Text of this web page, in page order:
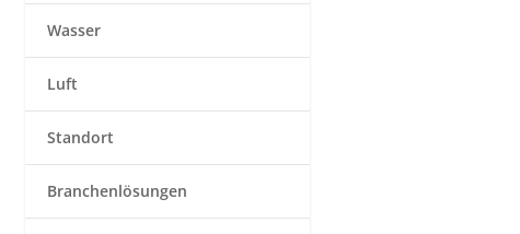
Wasser
Luft
Standort
Branchenlösungen